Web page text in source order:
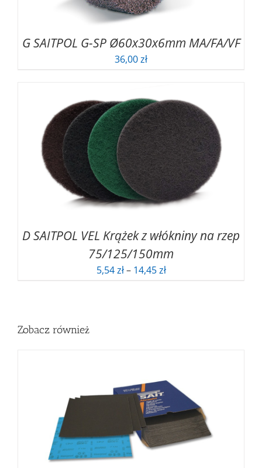
G SAITPOL G-SP Ø60x30x6mm MA/FA/VF
36,00zł
D SAITPOL VEL Krążek z włókniny na rzep
75/125/150mm
5,54zł – 14,45złZakres
Zobacz również